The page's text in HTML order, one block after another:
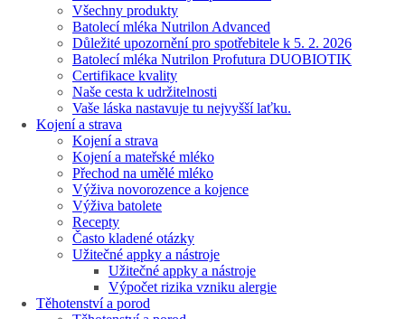
Všechny produkty
Batolecí mléka Nutrilon Advanced
Důležité upozornění pro spotřebitele k 5. 2. 2026
Batolecí mléka Nutrilon Profutura DUOBIOTIK
Certifikace kvality
Naše cesta k udržitelnosti
Vaše láska nastavuje tu nejvyšší laťku.
Kojení a strava
Kojení a strava
Kojení a mateřské mléko
Přechod na umělé mléko
Výživa novorozence a kojence
Výživa batolete
Recepty
Často kladené otázky
Užitečné appky a nástroje
Užitečné appky a nástroje
Výpočet rizika vzniku alergie
Těhotenství a porod